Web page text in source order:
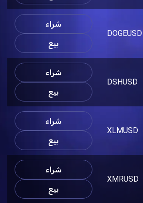
DOGEUSD
شراء
بيع
DSHUSD
شراء
بيع
XLMUSD
شراء
بيع
XMRUSD
شراء
بيع